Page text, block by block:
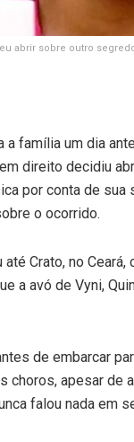
abrir sobre outro
família um dia
direito decidiu
por conta de
o ocorrido.
Crato, no
a avó de Vyni,
de embarcar
choros, apesar de
falou nada em